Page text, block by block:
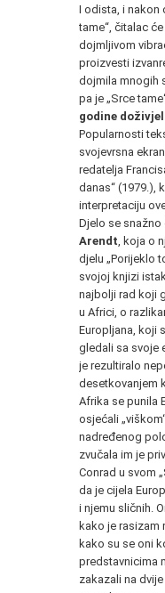
I odista, i nakon
tame“, čitalac
dojmljivom
proizvesti
dojmila mnogih
pa je „Srce
godine
Popularnosti
svojevrsna
redatelja
danas“ (1979.),
interpretaciju
Djelo se
Arendt , koja o
djelu „Porijeklo
svojoj knjizi
najbolji rad koji
u Africi, o
Europljana, koji
gledali sa svoje
je rezultiralo
desetkovanjem
Afrika se punila
osjećali
nadređenog
zvučala im je
Conrad u svom
da je cijela
i njemu sličnih.
kako je
kako su se oni
predstavnicima
zakazali na